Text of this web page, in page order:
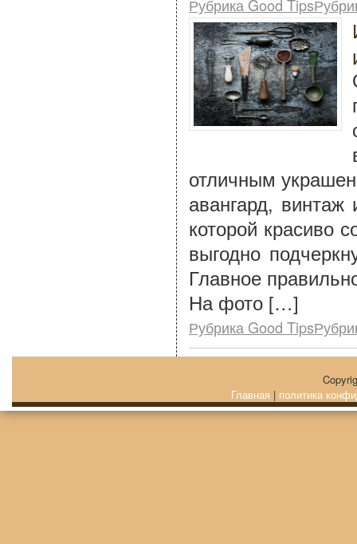
Рубрика Good
отличным
авангард,
которой красиво
выгодно
Главное
На фото […]
Рубрика Good
Главная | политика